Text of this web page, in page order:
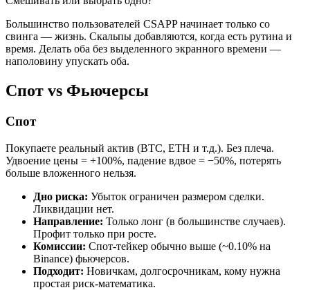
Большинство пользователей CSAPP начинает только со
свинга — жизнь. Скальпы добавляются, когда есть рутина и
время. Делать оба без выделенного экранного времени —
наполовину упускать оба.
Спот vs Фьючерсы
Спот
Покупаете реальный актив (BTC, ETH и т.д.). Без плеча.
Удвоение цены = +100%, падение вдвое = −50%, потерять
больше вложенного нельзя.
Дно риска: Убыток ограничен размером сделки.
Ликвидации нет.
Направление: Только лонг (в большинстве случаев).
Профит только при росте.
Комиссии: Спот-тейкер обычно выше (~0.10% на
Binance) фьючерсов.
Подходит: Новичкам, долгосрочникам, кому нужна
простая риск-математика.